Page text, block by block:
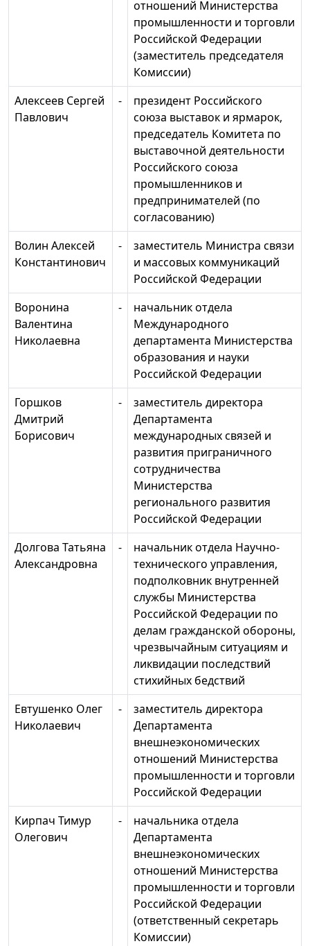
отношений Министерства
промышленности и торговли
Российской Федерации
(заместитель председателя
Комиссии)
Алексеев Сергей
Павлович
-
президент Российского
союза выставок и ярмарок,
председатель Комитета по
выставочной деятельности
Российского союза
промышленников и
предпринимателей (по
согласованию)
Волин Алексей
Константинович
-
заместитель Министра связи
и массовых коммуникаций
Российской Федерации
Воронина
Валентина
Николаевна
-
начальник отдела
Международного
департамента Министерства
образования и науки
Российской Федерации
Горшков
Дмитрий
Борисович
-
заместитель директора
Департамента
международных связей и
развития приграничного
сотрудничества
Министерства
регионального развития
Российской Федерации
Долгова Татьяна
Александровна
-
начальник отдела Научно-
технического управления,
подполковник внутренней
службы Министерства
Российской Федерации по
делам гражданской обороны,
чрезвычайным ситуациям и
ликвидации последствий
стихийных бедствий
Евтушенко Олег
Николаевич
-
заместитель директора
Департамента
внешнеэкономических
отношений Министерства
промышленности и торговли
Российской Федерации
Кирпач Тимур
Олегович
-
начальника отдела
Департамента
внешнеэкономических
отношений Министерства
промышленности и торговли
Российской Федерации
(ответственный секретарь
Комиссии)